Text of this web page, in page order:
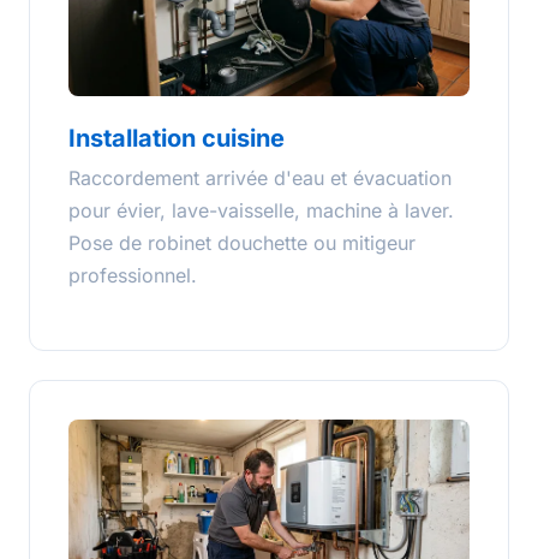
Installation cuisine
Raccordement arrivée d'eau et évacuation
pour évier, lave-vaisselle, machine à laver.
Pose de robinet douchette ou mitigeur
professionnel.